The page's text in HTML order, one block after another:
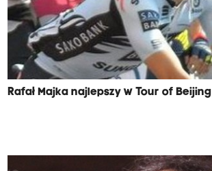
Rafał Majka najlepszy w Tour of Beijing